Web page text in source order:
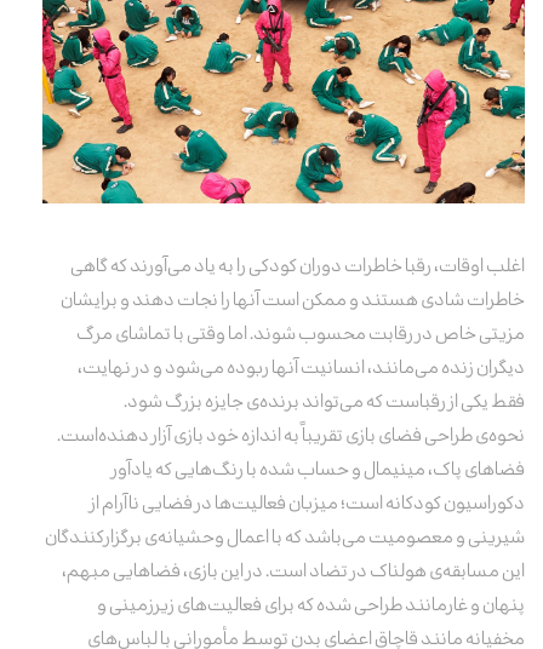
اغلب اوقات، رقبا خاطرات دوران کودکی را به یاد می‌آورند که گاهی
خاطرات شادی هستند و ممکن است آنها را نجات دهند و برایشان
مزیتی خاص در رقابت محسوب شوند. اما وقتی با تماشای مرگ
دیگران زنده می‌مانند، انسانیت آنها ربوده می‌شود و در نهایت،
فقط یکی از رقباست که می‌تواند برنده‌ی جایزه بزرگ شود.
نحوه‌ی طراحی فضای بازی تقریباً به اندازه خود بازی آزار دهنده‌است.
فضاهای پاک، مینیمال و حساب شده با رنگ‌هایی که یادآور
دکوراسیون کودکانه است؛ میزبان فعالیت‌ها در فضایی ناآرام از
شیرینی و معصومیت می‌باشد که با اعمال وحشیانه‌ی برگزارکنندگان
این مسابقه‌ی هولناک در تضاد است. در این بازی، فضاهایی مبهم،
پنهان و غارمانند طراحی شده که برای فعالیت‌های زیرزمینی و
مخفیانه مانند قاچاق اعضای بدن توسط مأمورانی با لباس‌های